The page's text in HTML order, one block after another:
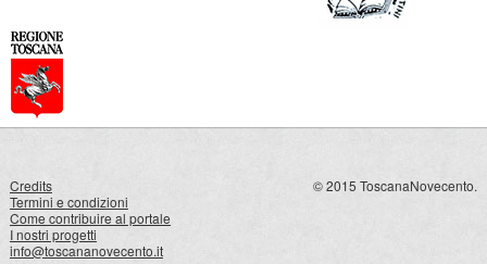
Credits
Termini e condizioni
Come contribuire al portale
I nostri progetti
info@toscananovecento.it
© 2015 ToscanaNovecento.